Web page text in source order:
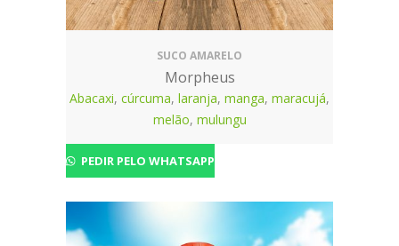
SUCO AMARELO
Morpheus
Abacaxi, cúrcuma, laranja, manga, maracujá,
melão, mulungu
PEDIR PELO WHATSAPP